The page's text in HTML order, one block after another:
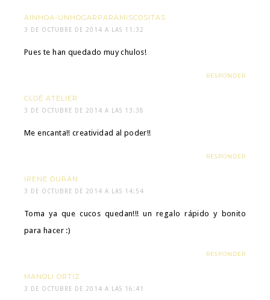
AINHOA-UNHOGARPARAMISCOSITAS
3 DE OCTUBRE DE 2014 A LAS 11:32
Pues te han quedado muy chulos!
RESPONDER
CLOÉ ATELIER
3 DE OCTUBRE DE 2014 A LAS 13:38
Me encanta!! creatividad al poder!!
RESPONDER
IRENE DURÁN
3 DE OCTUBRE DE 2014 A LAS 14:54
Toma ya que cucos quedan!!! un regalo rápido y bonito
para hacer :)
RESPONDER
MANOLI ORTIZ
3 DE OCTUBRE DE 2014 A LAS 16:41